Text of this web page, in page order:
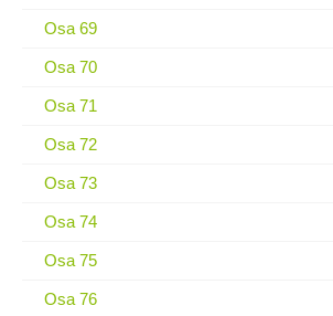
Osa 69
Osa 70
Osa 71
Osa 72
Osa 73
Osa 74
Osa 75
Osa 76